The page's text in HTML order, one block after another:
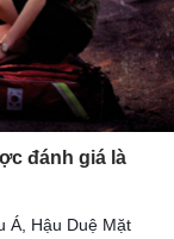
đánh giá là
Á, Hậu Duệ Mặt